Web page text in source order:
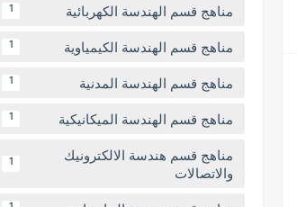
مناهج قسم الهندسة الكهربائية 1
مناهج قسم الهندسة الكيمياوية 1
مناهج قسم الهندسة المدنية 1
مناهج قسم الهندسة الميكانيكية 1
مناهج قسم هندسة الالكترونيك
والاتصالات
1